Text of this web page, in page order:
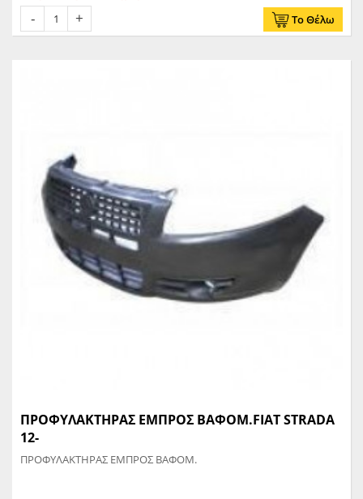
Το Θέλω
ΠΡΟΦΥΛΑΚΤΗΡΑΣ ΕΜΠΡΟΣ ΒΑΦΟΜ.FIAT STRADA
12-
ΠΡΟΦΥΛΑΚΤΗΡΑΣ ΕΜΠΡΟΣ ΒΑΦΟΜ.